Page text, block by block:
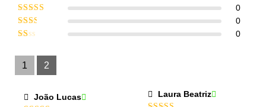
Avaliação
Avaliação
0
Avaliação
0
1
de
5
0
1 2
João Lucas Laura Beatriz